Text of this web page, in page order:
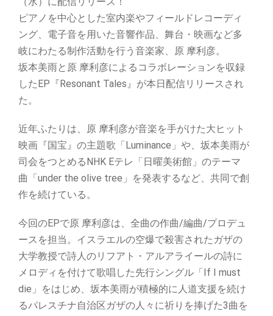
ピアノを中心とした室内楽やフィールドレコーディ
ング、電子音を用いた音響作品、舞台・映画など多
岐にわたる制作活動を行う音楽家、原 摩利彦。
坂本美雨と原 摩利彦によるコラボレーションを収録
したEP『Resonant Tales』が本日配信リリースされ
た。
近年ふたりは、原 摩利彦が音楽を手がけた⼤ヒット
映画『国宝』の主題歌「Luminance」や、坂本美雨が
司会をつとめるNHK Eテレ「日曜美術館」のテーマ
曲「under the olive tree」を発表するなど、共同で創
作を続けている。
今回のEPで原 摩利彦は、全曲の作曲/編曲/プロデュ
ースを担当。イスラエルの空爆で殺害されたガザの
大学教授で詩人のリフアト・アルアライールの詩に
メロディを付けて歌唱した先行シングル「If I must
die」をはじめ、坂本美雨が積極的に人道支援を続け
るパレスチナ自治区ガザの人々に祈りを捧げた3曲を